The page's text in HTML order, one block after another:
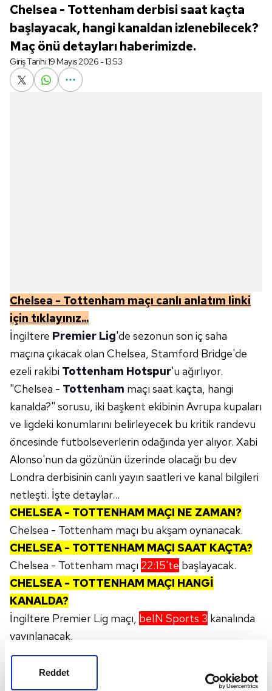
Reddet
Chelsea - Tottenham derbisi saat kaçta
başlayacak, hangi kanaldan izlenebilecek?
Maç önü detayları haberimizde.
Giriş Tarihi:19 Mayıs 2026 - 13:53
Chelsea - Tottenham maçı canlı anlatım linki
için tıklayınız...
İngiltere Premier Lig'de sezonun son iç saha
maçına çıkacak olan Chelsea, Stamford Bridge'de
ezeli rakibi Tottenham Hotspur'u ağırlıyor.
"Chelsea - Tottenham maçı saat kaçta, hangi
kanalda?" sorusu, iki başkent ekibinin Avrupa kupaları
ve ligdeki konumlarını belirleyecek bu kritik randevu
öncesinde futbolseverlerin odağında yer alıyor. Xabi
Alonso'nun da gözünün üzerinde olacağı bu dev
Londra derbisinin canlı yayın saatleri ve kanal bilgileri
netleşti. İşte detaylar...
CHELSEA - TOTTENHAM MAÇI NE ZAMAN?
Chelsea - Tottenham maçı bu akşam oynanacak.
CHELSEA - TOTTENHAM MAÇI SAAT KAÇTA?
Chelsea - Tottenham maçı 22:15'te başlayacak.
CHELSEA - TOTTENHAM MAÇI HANGİ
KANALDA?
İngiltere Premier Lig maçı, beIN Sports 3 kanalında
yayınlanacak.
LONDRA DERBİSİNDE HEDEFLER BÜYÜK